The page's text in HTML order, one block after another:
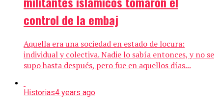
control de la embaj
Aquella era una sociedad en estado de locura:
individual y colectiva. Nadie lo sabía entonces, y no se
supo hasta después, pero fue en aquellos días...
Historias4 years ago